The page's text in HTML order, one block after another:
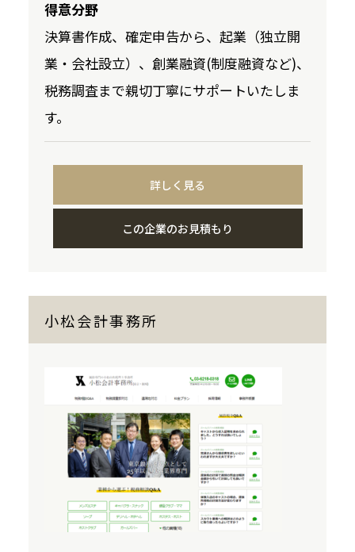
得意分野
決算書作成、確定申告から、起業（独立開
業・会社設立）、創業融資(制度融資など)、
税務調査まで親切丁寧にサポートいたしま
す。
詳しく見る
この企業のお見積もり
小松会計事務所